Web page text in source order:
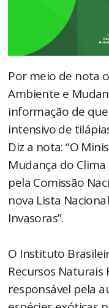
Por meio de nota
Ambiente e
informação de
intensivo de
Diz a nota: “O
Mudança do
pela Comissão
nova Lista
Invasoras”.
O Instituto
Recursos Naturais
responsável pela